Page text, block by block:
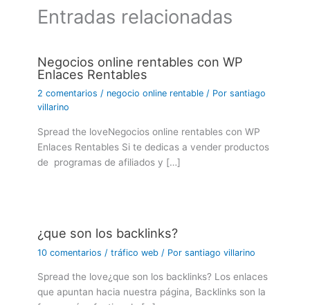
Entradas relacionadas
Negocios online rentables con WP
Enlaces Rentables
2 comentarios / negocio online rentable / Porsantiago
villarino
Spread the loveNegocios online rentables con WP
Enlaces Rentables Si te dedicas a vender productos
de programas de afiliados y […]
¿que son los backlinks?
10 comentarios /tráfico web / Porsantiago villarino
Spread the love¿que son los backlinks? Los enlaces
que apuntan hacia nuestra página, Backlinks son la